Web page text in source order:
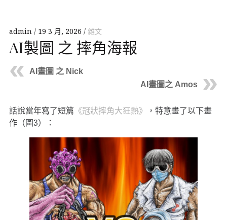
admin 19 3 月, 2026 雜文
AI製圖 之 摔角海報
AI畫圖 之 Nick
AI畫圖之 Amos
話說當年寫了短篇 《冠狀摔角大狂熱》
，特意畫了以下畫
作（圖3）：